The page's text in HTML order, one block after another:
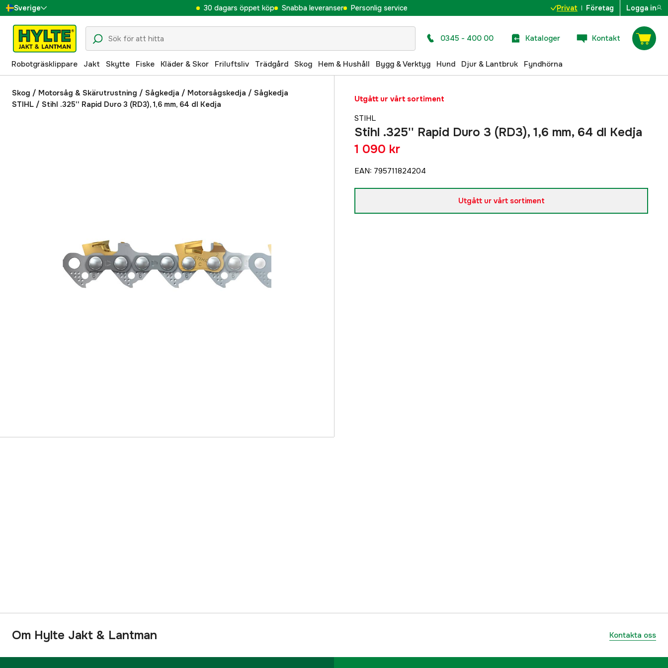
Sverige
Danmark
Suomi
Norge
Deutschland
30 dagars öppet köp Snabba leveranser Personlig service Privat Företag Logga in
0345 - 400 00 Kataloger Kontakt
Robotgräsklippare Jakt Skytte Fiske Kläder & Skor Friluftsliv Trädgård Skog Hem & Hushåll Bygg & Verktyg Hund Djur & Lantbruk Fyndhörna
Skog / Motorsåg & Skärutrustning / Sågkedja / Motorsågskedja / Sågkedja
STIHL / Stihl .325'' Rapid Duro 3 (RD3), 1,6 mm, 64 dl Kedja
Utgått ur vårt sortiment
STIHL
Stihl .325'' Rapid Duro 3 (RD3), 1,6 mm, 64 dl Kedja
1 090 kr
EAN: 795711824204
Utgått ur vårt sortiment
Om Hylte Jakt & Lantman Kontakta oss